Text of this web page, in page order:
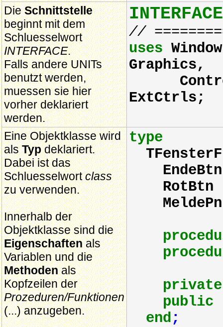
DieSchnittstelle
beginnt mit dem
Schluesselwort
INTERFACE.
Falls andere UNITs
benutzt werden,
muessen sie hier
vorher deklariert
werden.
INTERFACE
//
uses
Graphics,
ExtCtrls;
Eine Objektklasse wird
alsTypdeklariert.
Dabei ist das
Schluesselwortclass
zu verwenden.
Innerhalb der
Objektklasse sind die
Eigenschaftenals
Variablen und die
Methodenals
Kopfzeilen der
Prozeduren/Funktionen
(...) anzugeben.
type
private
public
end;